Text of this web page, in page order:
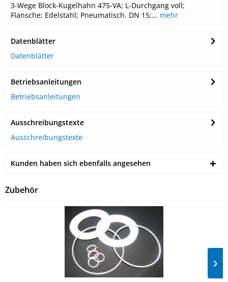
3-Wege Block-Kugelhahn 475-VA; L-Durchgang voll;
Flansche; Edelstahl; Pneumatisch. DN 15;... mehr
Datenblätter
Datenblätter
Betriebsanleitungen
Betriebsanleitungen
Ausschreibungstexte
Ausschreibungstexte
Kunden haben sich ebenfalls angesehen
Zubehör